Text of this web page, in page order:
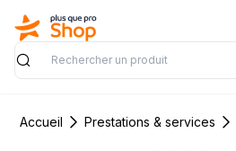
Rechercher
Accueil Prestations & services